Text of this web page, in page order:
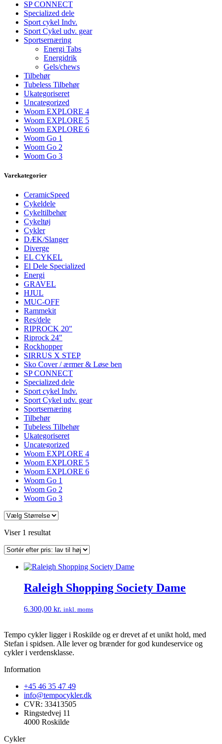
SP CONNECT
Specialized dele
Sport cykel Indv.
Sport Cykel udv. gear
Sportsernæring
Energi Tabs
Energidrik
Gels/chews
Tilbehør
Tubeless Tilbehør
Ukategoriseret
Uncategorized
Woom EXPLORE 4
Woom EXPLORE 5
Woom EXPLORE 6
Woom Go 1
Woom Go 2
Woom Go 3
Varekategorier
CeramicSpeed
Cykeldele
Cykeltilbehør
Cykeltøj
Cykler
DÆK/Slanger
Diverge
EL CYKEL
El Dele Specialized
Energi
GRAVEL
HJUL
MUC-OFF
Rammekit
Res/dele
RIPROCK 20"
Riprock 24"
Rockhopper
SIRRUS X STEP
Sko Cover / ærmer & Løse ben
SP CONNECT
Specialized dele
Sport cykel Indv.
Sport Cykel udv. gear
Sportsernæring
Tilbehør
Tubeless Tilbehør
Ukategoriseret
Uncategorized
Woom EXPLORE 4
Woom EXPLORE 5
Woom EXPLORE 6
Woom Go 1
Woom Go 2
Woom Go 3
Viser 1 resultat
Raleigh Shopping Society Dame
6.300,00 kr. inkl. moms
Tempo cykler ligger i Roskilde og er drevet af et unikt hold, med
Stefan i spidsen. Alle lever og brænder for god kundeservice og
cykler i verdensklasse.
Information
+45 46 35 47 49
info@tempocykler.dk
CVR: 33413505
Ringstedvej 11
4000 Roskilde
Cykler